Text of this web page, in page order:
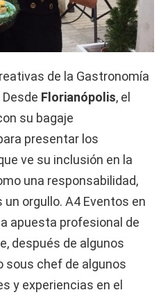
de la Gastronomía
Florianópolis, el
su bagaje
presentar los
ve su inclusión en la
una responsabilidad,
orgullo. A4 Eventos en
apuesta profesional de
después de algunos
sous chef de algunos
y experiencias en el